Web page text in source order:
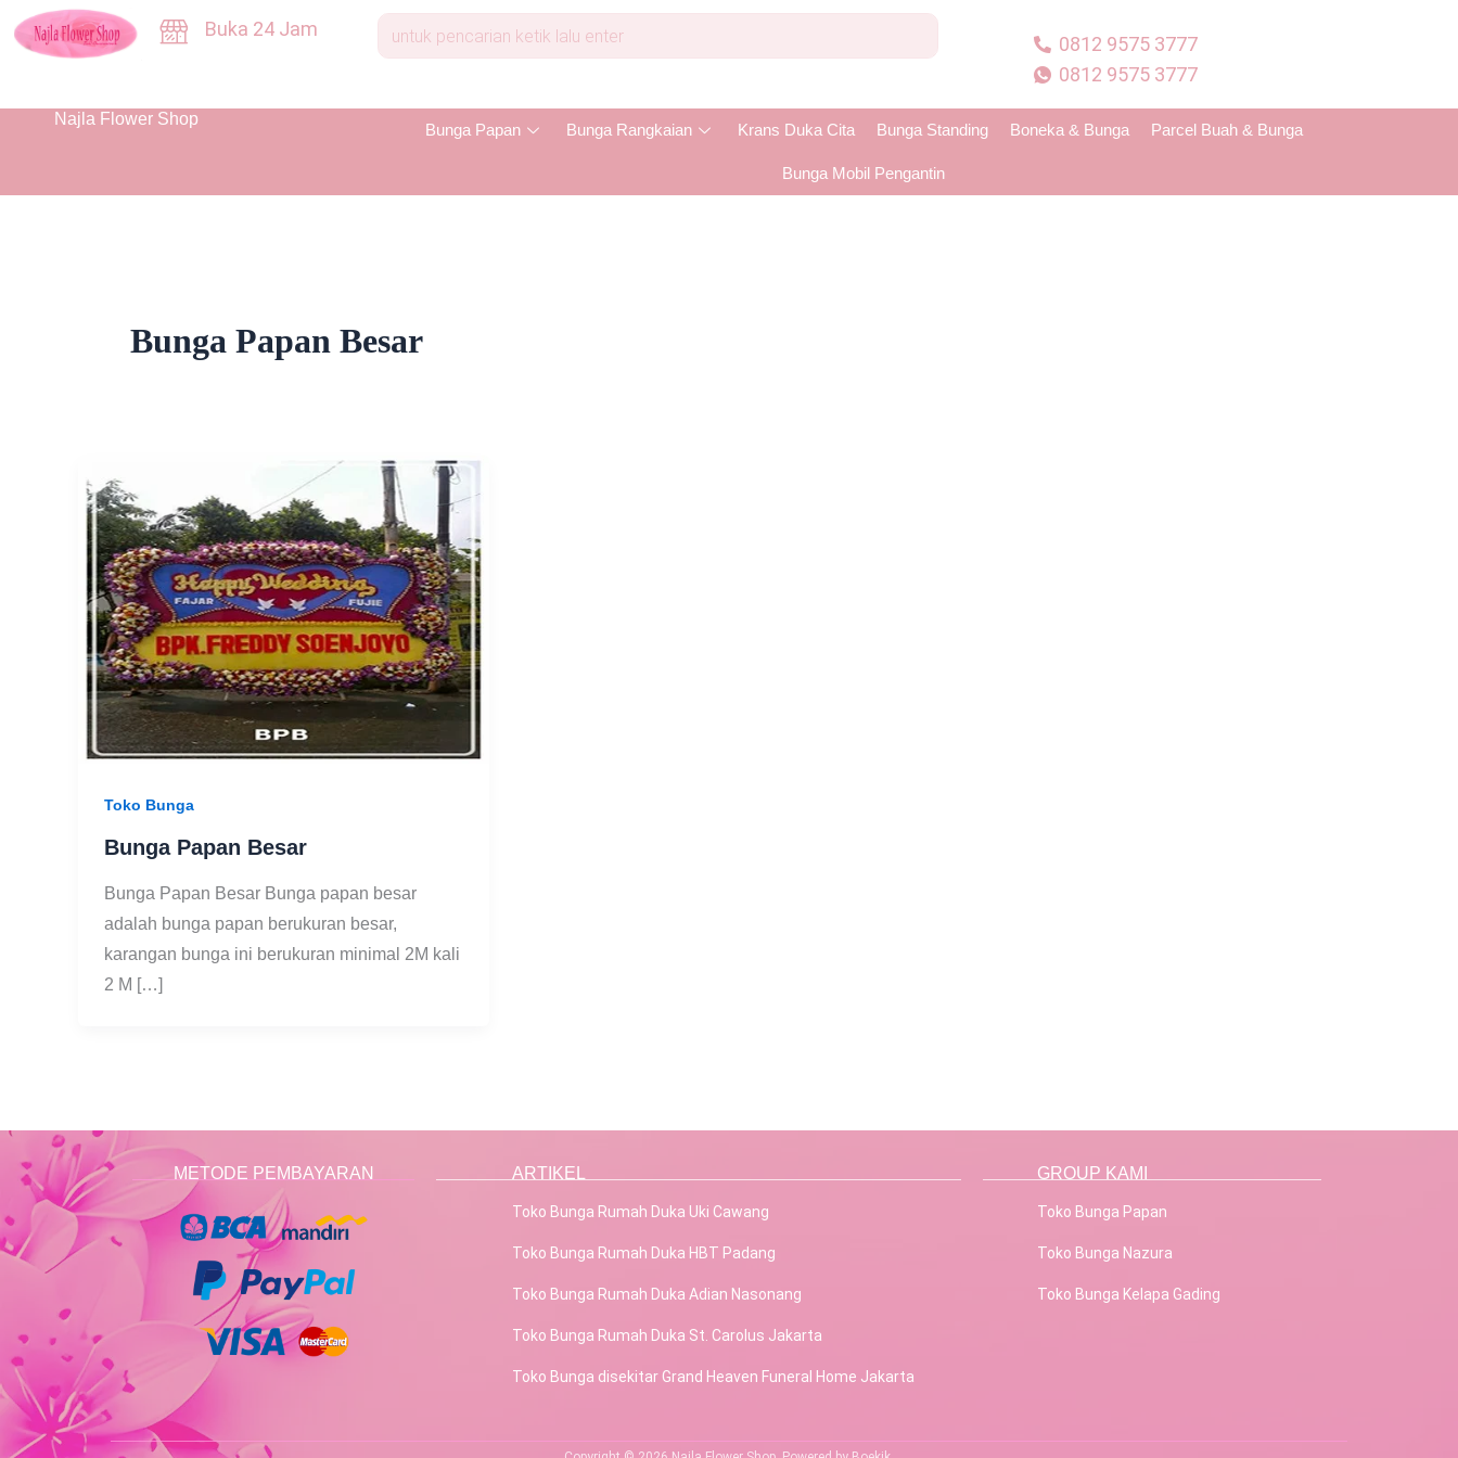
Skip
Buka 24 Jam
0812 9575 3777
0812 9575 3777
Najla Flower Shop
Bunga Papan Bunga Rangkaian Krans Duka Cita Bunga Standing Boneka & Bunga Parcel Buah & Bunga
Bunga Mobil Pengantin
Bunga Papan Besar
Toko Bunga
Bunga Papan Besar
Bunga Papan Besar Bunga papan besar
adalah bunga papan berukuran besar,
karangan bunga ini berukuran minimal 2M kali
2 M […]
METODE PEMBAYARAN ARTIKEL
Toko Bunga Rumah Duka Uki Cawang
Toko Bunga Rumah Duka HBT Padang
Toko Bunga Rumah Duka Adian Nasonang
Toko Bunga Rumah Duka St. Carolus Jakarta
Toko Bunga disekitar Grand Heaven Funeral Home Jakarta
GROUP KAMI
Toko Bunga Papan
Toko Bunga Nazura
Toko Bunga Kelapa Gading